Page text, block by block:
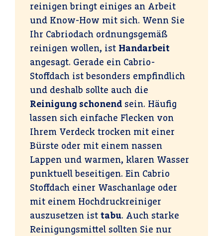
reinigen bringt einiges an Arbeit
und Know-How mit sich. Wenn Sie
Ihr Cabriodach ordnungsgemäß
reinigen wollen, ist Handarbeit
angesagt. Gerade ein Cabrio-
Stoffdach ist besonders empfindlich
und deshalb sollte auch die
Reinigung schonend sein. Häufig
lassen sich einfache Flecken von
Ihrem Verdeck trocken mit einer
Bürste oder mit einem nassen
Lappen und warmen, klaren Wasser
punktuell beseitigen. Ein Cabrio
Stoffdach einer Waschanlage oder
mit einem Hochdruckreiniger
auszusetzen ist tabu. Auch starke
Reinigungsmittel sollten Sie nur